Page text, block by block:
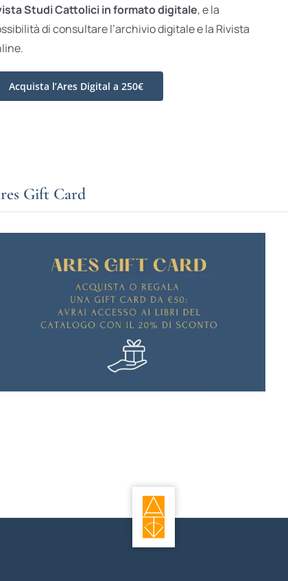
Studi Cattolici in formato digitale, e la
di consultare l’archivio digitale e la Rivista
Acquista l’Ares Digital a 250€
Gift Card